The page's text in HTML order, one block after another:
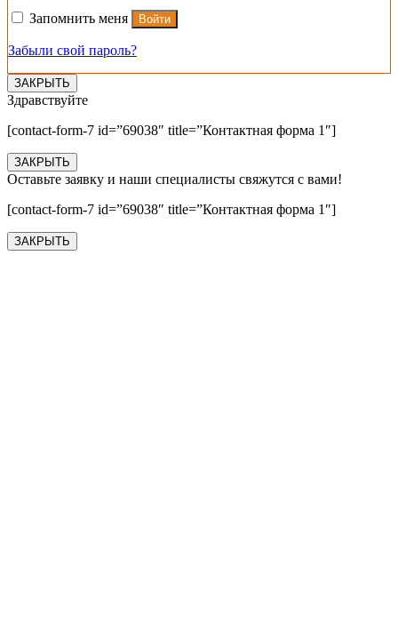
Запомнить меня Войти
Забыли свой пароль?
ЗАКРЫТЬ
Здравствуйте
[contact-form-7 id=”69038″ title=”Контактная форма 1″]
ЗАКРЫТЬ
Оставьте заявку и наши специалисты свяжутся с вами!
[contact-form-7 id=”69038″ title=”Контактная форма 1″]
ЗАКРЫТЬ